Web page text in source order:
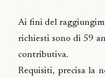
Ai fini del
richiesti sono di 59
contributiva.
Requisiti, precisa la